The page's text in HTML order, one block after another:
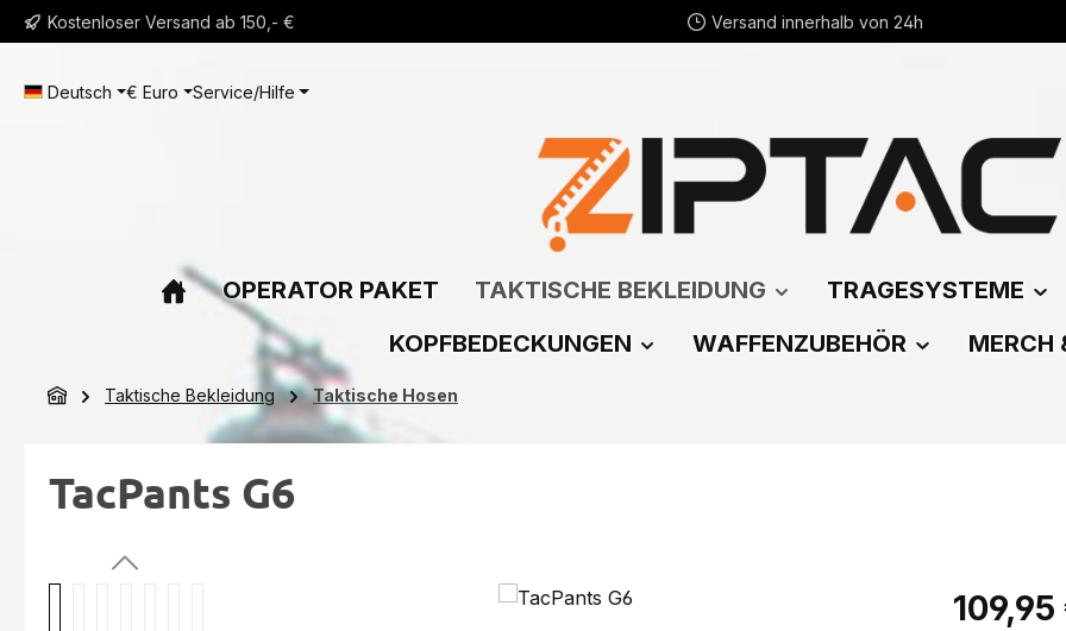
Hauptinhalt springen
Zur Suche springen
Zur Hauptnavigation springen
Kostenloser Versand ab 150,- € Versand innerhalb von 24h
Deutsch € Euro Service/Hilfe
OPERATOR PAKET TAKTISCHE BEKLEIDUNG TRAGESYSTEME
KOPFBEDECKUNGEN
WAFFENZUBEHÖR MERCH
Taktische Bekleidung Taktische Hosen
TacPants G6
Regulärer
109,95